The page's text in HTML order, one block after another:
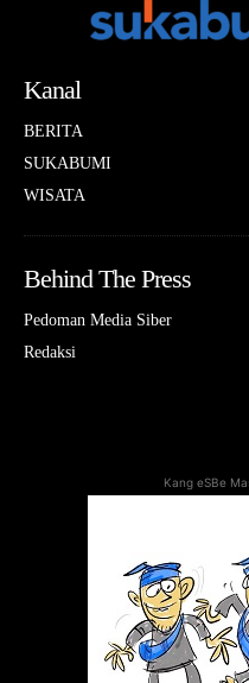
Kanal
BERITA
SUKABUMI
WISATA
Behind The Press
Pedoman Media Siber
Redaksi
Kang eSBe